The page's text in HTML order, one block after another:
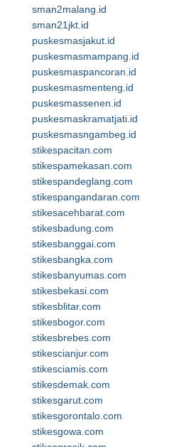
sman2malang.id
sman21jkt.id
puskesmasjakut.id
puskesmasmampang.id
puskesmaspancoran.id
puskesmasmenteng.id
puskesmassenen.id
puskesmaskramatjati.id
puskesmasngambeg.id
stikespacitan.com
stikespamekasan.com
stikespandeglang.com
stikespangandaran.com
stikesacehbarat.com
stikesbadung.com
stikesbanggai.com
stikesbangka.com
stikesbanyumas.com
stikesbekasi.com
stikesblitar.com
stikesbogor.com
stikesbrebes.com
stikescianjur.com
stikesciamis.com
stikesdemak.com
stikesgarut.com
stikesgorontalo.com
stikesgowa.com